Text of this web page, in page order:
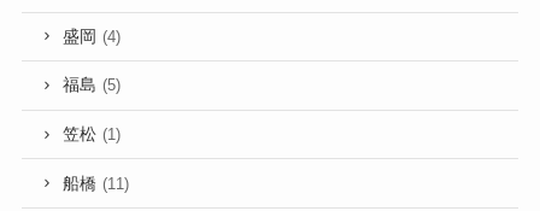
盛岡 (4)
福島 (5)
笠松 (1)
船橋 (11)